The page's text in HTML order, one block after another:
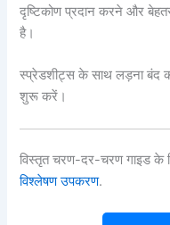
दृष्टिकोण प्रदान करने और बेहतर
है।
स्प्रेडशीट्स के साथ लड़ना बंद
शुरू करें।
विस्तृत चरण-दर-चरण गाइड के
विश्लेषण उपकरण.